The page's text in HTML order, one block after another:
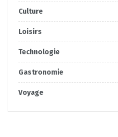
Culture
Loisirs
Technologie
Gastronomie
Voyage